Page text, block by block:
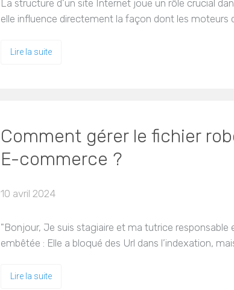
La structure d'un site Internet joue un rôle crucial
elle influence directement la façon dont les moteurs
Lire la suite
Comment gérer le fichier
E-commerce ?
10 avril 2024
"Bonjour, Je suis stagiaire et ma tutrice
embêtée : Elle a bloqué des Url dans l’indexation,
Lire la suite